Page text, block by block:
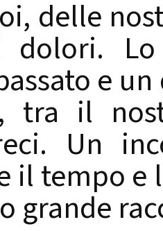
delle
dolori.
e
tra il
Un
il tempo e
grande